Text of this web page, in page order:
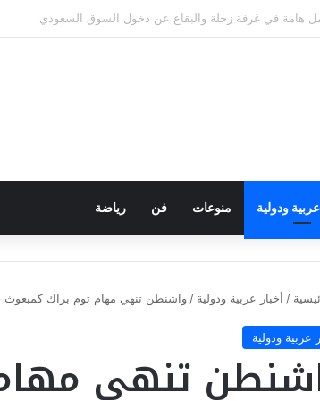
ودولية منوعات فن رياضة
/ أخبار عربية ودولية / واشنطن تنهي مهام توم براك
عربية ودولية
تنهي